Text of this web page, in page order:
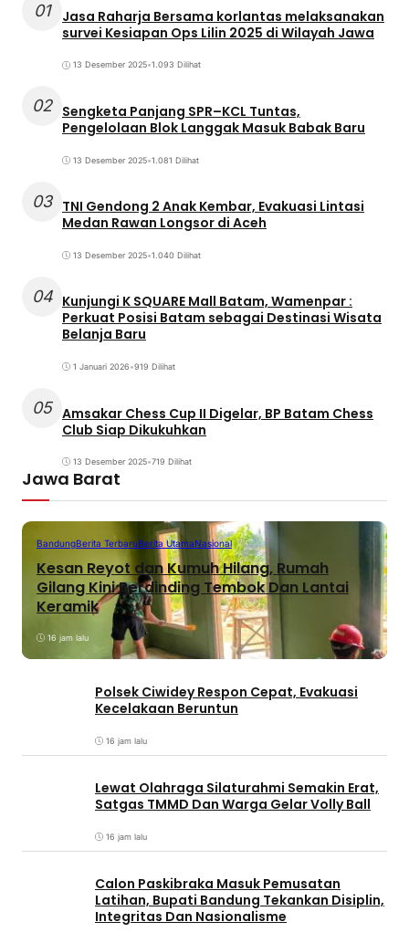
01
Jasa Raharja Bersama korlantas melaksanakan
survei Kesiapan Ops Lilin 2025 di Wilayah Jawa
13 Desember 2025•1.093 Dilihat
02 Sengketa Panjang SPR–KCL Tuntas,
Pengelolaan Blok Langgak Masuk Babak Baru
13 Desember 2025•1.081 Dilihat
03 TNI Gendong 2 Anak Kembar, Evakuasi Lintasi
Medan Rawan Longsor di Aceh
13 Desember 2025•1.040 Dilihat
04 Kunjungi K SQUARE Mall Batam, Wamenpar :
Perkuat Posisi Batam sebagai Destinasi Wisata
Belanja Baru
1 Januari 2026•919 Dilihat
05 Amsakar Chess Cup II Digelar, BP Batam Chess
Club Siap Dikukuhkan
13 Desember 2025•719 Dilihat
Jawa Barat
BandungBerita TerbaruBerita UtamaNasional
Kesan Reyot dan Kumuh Hilang, Rumah
Gilang Kini Berdinding Tembok Dan Lantai
Keramik
16 jam lalu
Polsek Ciwidey Respon Cepat, Evakuasi
Kecelakaan Beruntun
16 jam lalu
Lewat Olahraga Silaturahmi Semakin Erat,
Satgas TMMD Dan Warga Gelar Volly Ball
16 jam lalu
Calon Paskibraka Masuk Pemusatan
Latihan, Bupati Bandung Tekankan Disiplin,
Integritas Dan Nasionalisme